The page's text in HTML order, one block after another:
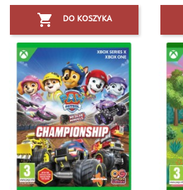
 DO KOSZYKA